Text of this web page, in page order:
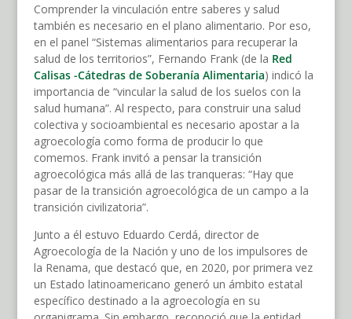
Comprender la vinculación entre saberes y salud
también es necesario en el plano alimentario. Por eso,
en el panel “Sistemas alimentarios para recuperar la
salud de los territorios”, Fernando Frank (de la Red
Calisas -Cátedras de Soberanía Alimentaria) indicó la
importancia de “vincular la salud de los suelos con la
salud humana”. Al respecto, para construir una salud
colectiva y socioambiental es necesario apostar a la
agroecología como forma de producir lo que
comemos. Frank invitó a pensar la transición
agroecológica más allá de las tranqueras: “Hay que
pasar de la transición agroecológica de un campo a la
transición civilizatoria”.
Junto a él estuvo Eduardo Cerdá, director de
Agroecología de la Nación y uno de los impulsores de
la Renama, que destacó que, en 2020, por primera vez
un Estado latinoamericano generó un ámbito estatal
específico destinado a la agroecología en su